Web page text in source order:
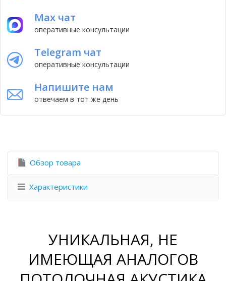
Max чат
оперативные консультации
Telegram чат
оперативные консультации
Напишите нам
отвечаем в тот же день
Обзор товара
Характеристики
УНИКАЛЬНАЯ, НЕ
ИМЕЮЩАЯ АНАЛОГОВ